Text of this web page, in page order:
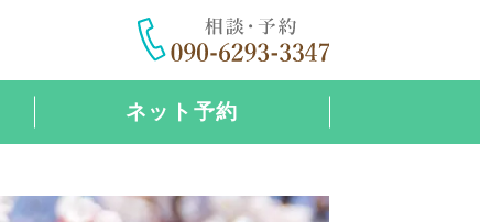
ネット予約